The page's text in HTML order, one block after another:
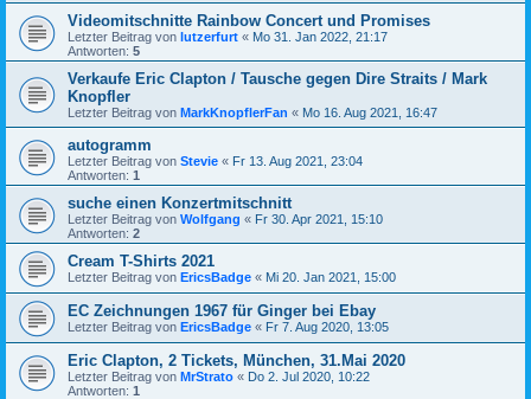
Videomitschnitte Rainbow Concert und Promises
Letzter Beitrag von lutzerfurt « Mo 31. Jan 2022, 21:17
Antworten: 5
Verkaufe Eric Clapton / Tausche gegen Dire Straits / Mark
Knopfler
Letzter Beitrag von MarkKnopflerFan « Mo 16. Aug 2021, 16:47
autogramm
Letzter Beitrag von Stevie « Fr 13. Aug 2021, 23:04
Antworten: 1
suche einen Konzertmitschnitt
Letzter Beitrag von Wolfgang « Fr 30. Apr 2021, 15:10
Antworten: 2
Cream T-Shirts 2021
Letzter Beitrag von EricsBadge « Mi 20. Jan 2021, 15:00
EC Zeichnungen 1967 für Ginger bei Ebay
Letzter Beitrag von EricsBadge « Fr 7. Aug 2020, 13:05
Eric Clapton, 2 Tickets, München, 31.Mai 2020
Letzter Beitrag von MrStrato « Do 2. Jul 2020, 10:22
Antworten: 1